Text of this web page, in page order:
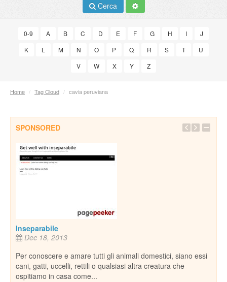
Cerca
0-9 A B C D E F G H I
J
K
L M N O P Q R S T
U
V
W X Y Z
Home / Tag Cloud / cavia peruviana
SPONSORED
Inseparabile
Dec 18, 2013
Per conoscere e amare tutti gli animali domestici, siano essi
cani, gatti, uccelli, rettili o qualsiasi altra creatura che
ospitiamo in casa come...